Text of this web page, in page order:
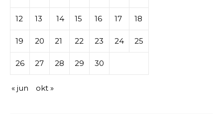
12 13 14 15 16 17 18
19 20 21 22 23 24 25
26 27 28 29 30
« jun okt »